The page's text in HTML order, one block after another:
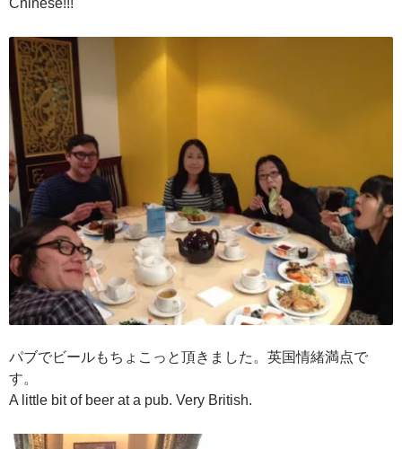
Chinese!!!
パブでビールもちょこっと頂きました。英国情緒満点で
す。
A little bit of beer at a pub. Very British.